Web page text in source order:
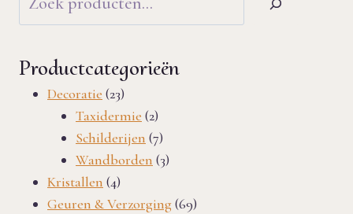
Productcategorieën
Decoratie 2323
producten
Taxidermie 22
producten
Schilderijen 77
producten
Wandborden 33
Kristallen 44
producten
Geuren & Verzorging 6969